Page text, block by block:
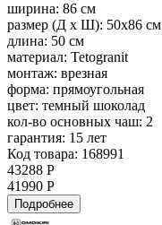
ширина: 86 см
размер (Д х Ш): 50x86 см
длина: 50 см
материал: Tetogranit
монтаж: врезная
форма: прямоугольная
цвет: темный шоколад
кол-во основных чаш: 2
гарантия: 15 лет
Код товара: 168991
43288 Р
41990 Р
Подробнее